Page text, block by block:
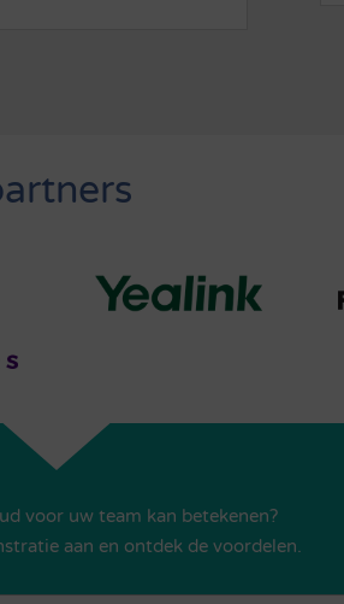
voor uw team kan betekenen?
aan en ontdek de voordelen.